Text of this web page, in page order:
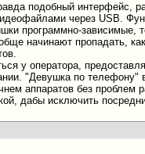
подобный интерфейс,
через USB.
программно-зависимые,
начинают пропадать,
у оператора,
"Девушка по
аппаратов без
дабы исключить